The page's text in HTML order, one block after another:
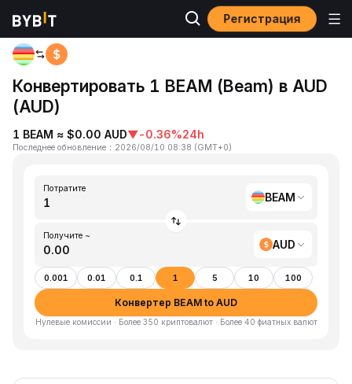
Регистрация
Главная
Конвертировать 1 BEAM (Beam) в AUD
(AUD)
1 BEAM ≈ $0.00 AUD▼-0.36%24h
Последнее обновление ： 2026/08/10 08:38 (GMT+0)
Потратите
BEAM
Получите ~
AUD
0.001 0.01 0.1 1 5 10 100
Конвертер BEAM to AUD
Нулевые комиссии · Более 350 криптовалют · Более 40 фиатных валют